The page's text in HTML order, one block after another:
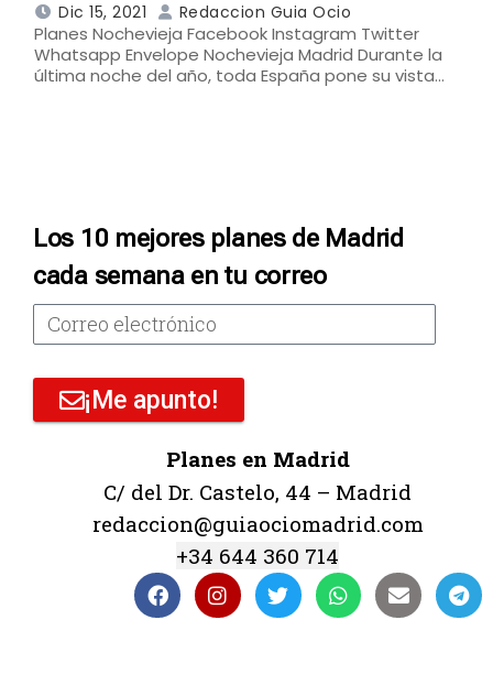
Dic 15, 2021 Redaccion Guia Ocio
Planes Nochevieja Facebook Instagram Twitter
Whatsapp Envelope Nochevieja Madrid Durante la
última noche del año, toda España pone su vista…
Los 10 mejores planes de Madrid
cada semana en tu correo
¡Me apunto!
Planes en Madrid
C/ del Dr. Castelo, 44 – Madrid
redaccion@guiaociomadrid.com
+34 644 360 714